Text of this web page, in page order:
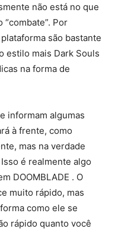
não está no que
Por
são bastante
estilo mais Dark Souls
na forma de
informam algumas
à frente, como
mas na verdade
é realmente algo
DOOMBLADE . O
muito rápido, mas
como ele se
rápido quanto você